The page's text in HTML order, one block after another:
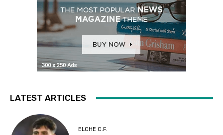
LATEST ARTICLES
ELCHE C.F.